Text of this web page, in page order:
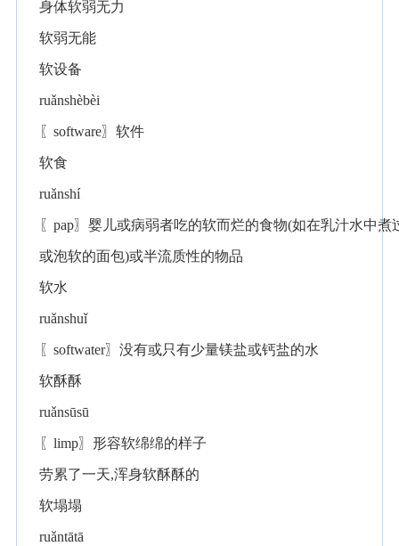
身体软弱无力
软弱无能
软设备
ruǎnshèbèi
〖software〗软件
软食
ruǎnshí
〖pap〗婴儿或病弱者吃的软而烂的食物(如在乳汁水中煮
或泡软的面包)或半流质性的物品
软水
ruǎnshuǐ
〖softwater〗没有或只有少量镁盐或钙盐的水
软酥酥
ruǎnsūsū
〖limp〗形容软绵绵的样子
劳累了一天,浑身软酥酥的
软塌塌
ruǎntātā